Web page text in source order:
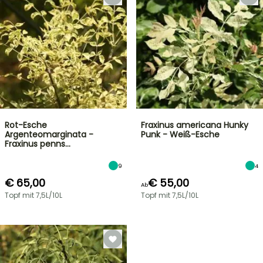
Rot-Esche
Argenteomarginata -
Fraxinus penns…
9
€ 65,00
Topf mit 7,5L/10L
Fraxinus americana Hunky
Punk - Weiß-Esche
4
Ab€ 55,00
Topf mit 7,5L/10L